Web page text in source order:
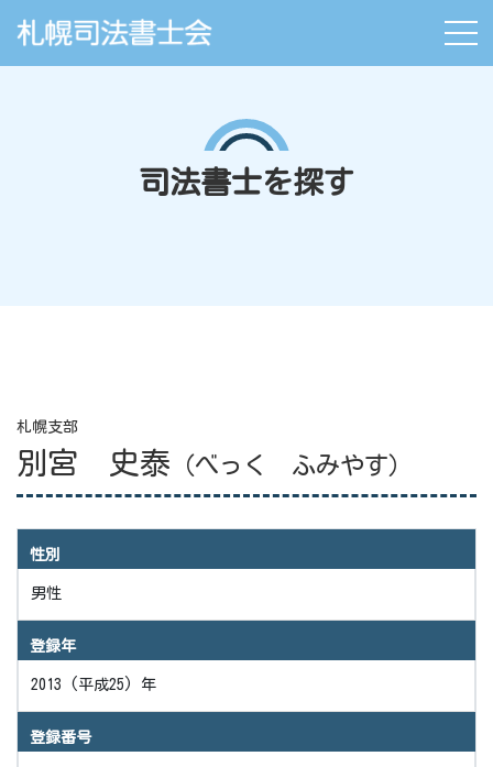
司法書士を探す
札幌支部
別宮 史泰 （べっく ふみやす）
性別
男性
登録年
2013 (平成25) 年
登録番号